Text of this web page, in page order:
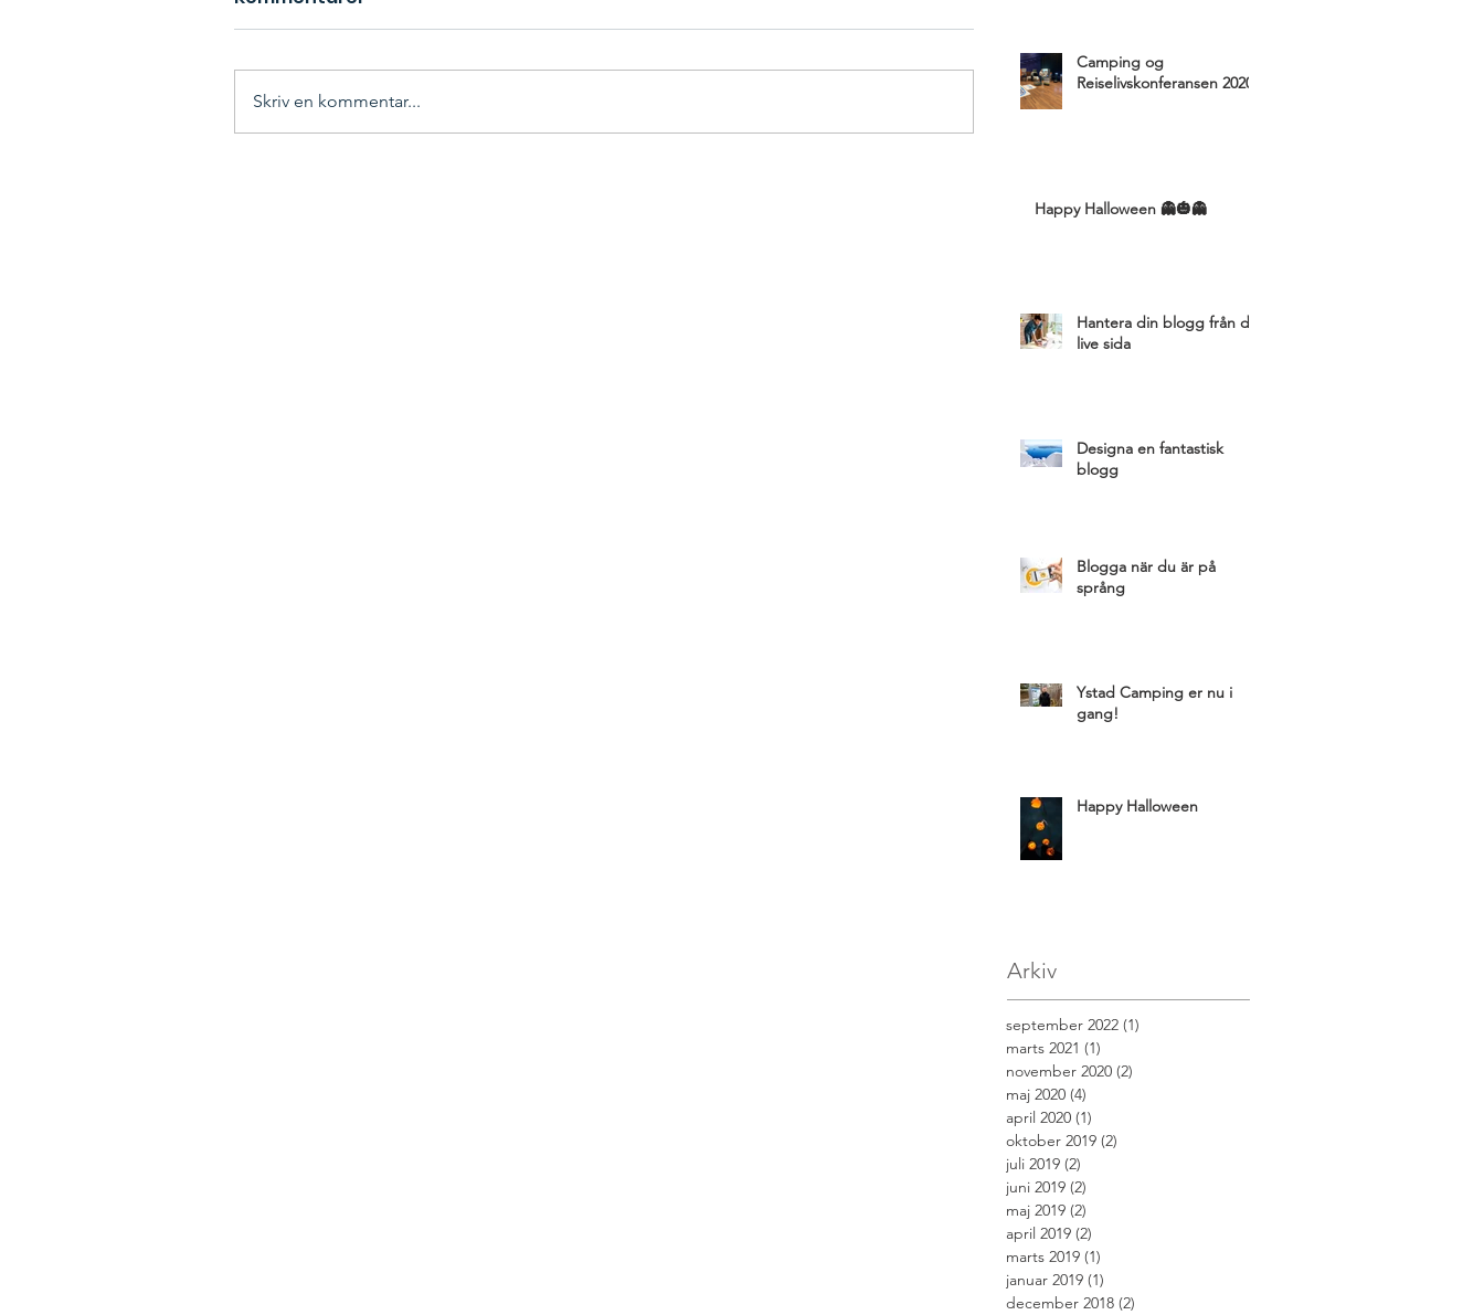
Skriv en kommentar...
Camping og
Reiselivskonferansen 2020
Happy Halloween 👻🎃👻
Hantera din blogg från din
live sida
Designa en fantastisk
blogg
Blogga när du är på
språng
Ystad Camping er nu i
gang!
Happy Halloween
Arkiv
september 2022 (1)
marts 2021 (1)
november 2020 (2)
maj 2020 (4)
april 2020 (1)
oktober 2019 (2)
juli 2019 (2)
juni 2019 (2)
maj 2019 (2)
april 2019 (2)
marts 2019 (1)
januar 2019 (1)
december 2018 (2)